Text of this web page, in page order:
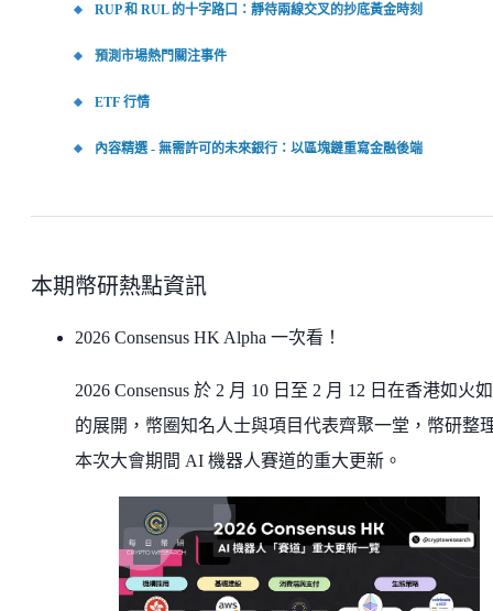
RUP 和 RUL 的十字路口：靜待兩線交叉的抄底黃金時刻
預測市場熱門關注事件
ETF 行情
內容精選 - 無需許可的未來銀行：以區塊鏈重寫金融後端
本期幣研熱點資訊
2026 Consensus HK Alpha 一次看！
2026 Consensus 於 2 月 10 日至 2 月 12 日在香港如火
的展開，幣圈知名人士與項目代表齊聚一堂，幣研整
本次大會期間 AI 機器人賽道的重大更新。